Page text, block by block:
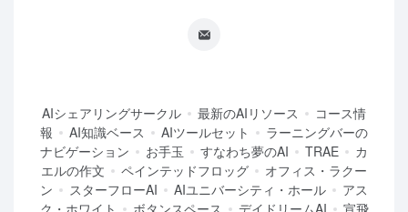
AIシェアリングサークル 最新のAIリソース
コース情
報
AI知識ベース AIツールセット
ラーニングバーの
ナビゲーション
お手玉 すなわち夢のAI TRAE
カ
エルの作文
ペインテッドフロッグ
オフィス・ラクー
ン
スターフローAI AIユニバーシティ・ホール
アス
ク・ホワイト
ボタンスペース デイドリームAI 宣飛